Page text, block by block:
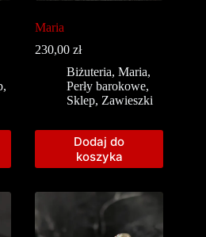
,
Maria
230,00zł
Biżuteria,Maria,
Perły barokowe,
Sklep, Zawieszki
Dodaj do
koszyka